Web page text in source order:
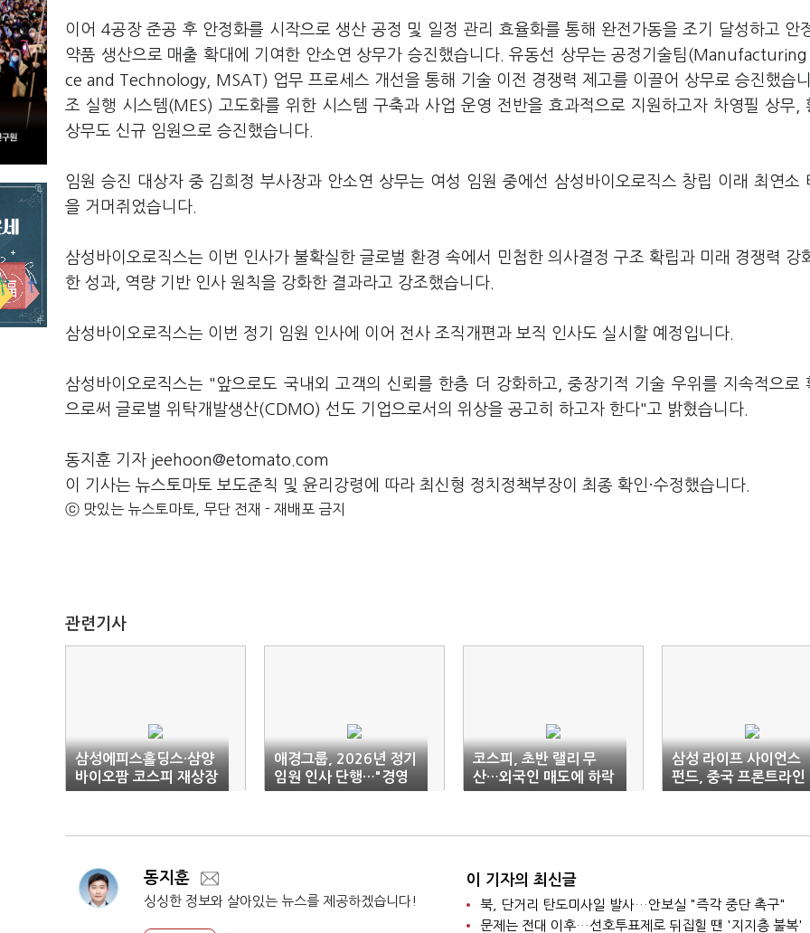
이어 4공장 준공 후 안정화를 시작으로 생산 공정 및 일정 관리 효율화를 통해 완전가동을 조기 달성하고 안
약품 생산으로 매출 확대에 기여한 안소연 상무가 승진했습니다. 유동선 상무는 공정기술팀
ce and Technology, MSAT) 업무 프로세스 개선을 통해 기술 이전 경쟁력 제고를 이끌어 상무로 승진했습
조 실행 시스템(MES) 고도화를 위한 시스템 구축과 사업 운영 전반을 효과적으로 지원하고자 차영필 상무,
상무도 신규 임원으로 승진했습니다.
임원 승진 대상자 중 김희정 부사장과 안소연 상무는 여성 임원 중에선 삼성바이오로직스 창립 이래 최연소
을 거머쥐었습니다.
삼성바이오로직스는 이번 인사가 불확실한 글로벌 환경 속에서 민첩한 의사결정 구조 확립과 미래 경쟁력 강
한 성과, 역량 기반 인사 원칙을 강화한 결과라고 강조했습니다.
삼성바이오로직스는 이번 정기 임원 인사에 이어 전사 조직개편과 보직 인사도 실시할 예정입니다.
삼성바이오로직스는 "앞으로도 국내외 고객의 신뢰를 한층 더 강화하고, 중장기적 기술 우위를 지속적으로
으로써 글로벌 위탁개발생산(CDMO) 선도 기업으로서의 위상을 공고히 하고자 한다"고 밝혔습니다.
동지훈 기자 jeehoon@etomato.com
이 기사는 뉴스토마토 보도준칙 및 윤리강령에 따라 최신형 정치정책부장이 최종 확인·수정했습니다.
ⓒ 맛있는 뉴스토마토, 무단 전재 - 재배포 금지
관련기사
삼성에피스홀딩스·삼양
바이오팜 코스피 재상장
애경그룹, 2026년 정기
임원 인사 단행…"경영
안정화 방점"
코스피, 초반 랠리 무
산…외국인 매도에 하락
마감
삼성 라이프 사이언스
펀드, 중국 프론트라인
투자
동지훈
싱싱한 정보와 살아있는 뉴스를 제공하겠습니다!
이 기자의 최신글
북, 단거리 탄도미사일 발사…안보실 "즉각 중단 촉구"
문제는 전대 이후…선호투표제로 뒤집힐 땐 '지지층 불복'